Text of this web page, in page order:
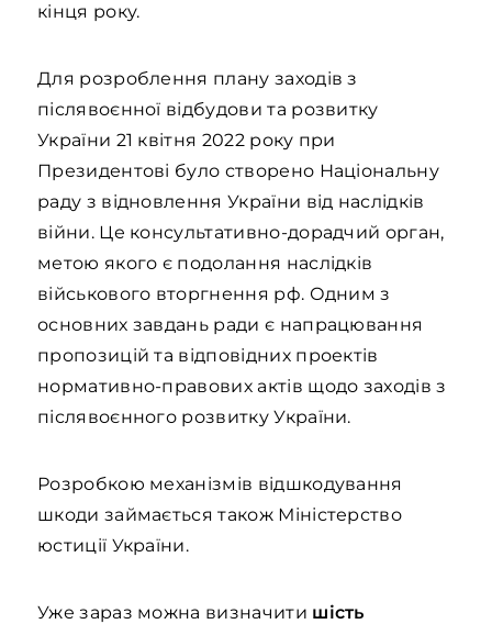
кінця року.
Для розроблення плану заходів з
післявоєнної відбудови та розвитку
України 21 квітня 2022 року при
Президентові було створено Національну
раду з відновлення України від наслідків
війни. Це консультативно-дорадчий орган,
метою якого є подолання наслідків
військового вторгнення рф. Одним з
основних завдань ради є напрацювання
пропозицій та відповідних проектів
нормативно-правових актів щодо заходів з
післявоєнного розвитку України.
Розробкою механізмів відшкодування
шкоди займається також Міністерство
юстиції України.
Уже зараз можна визначити шість